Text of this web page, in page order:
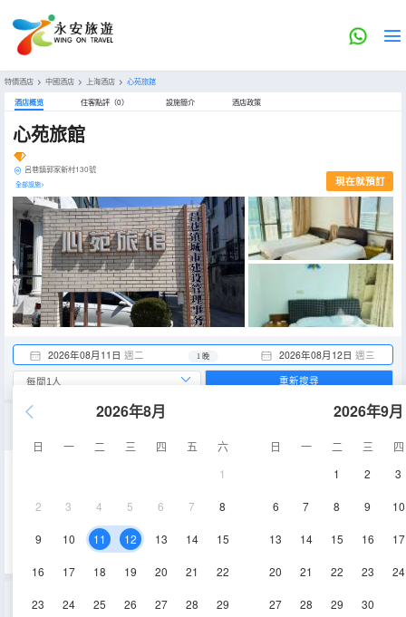
特價酒店 > 中國酒店 > 上海酒店 > 心苑旅館
酒店概览 住客點評（0） 設施簡介 酒店政策
心苑旅館
呂巷鎮郭家新村130號
全部設施> 現在就預訂
2026年08月11日 週二 2026年08月12日 週三
1 晚
2026年8月
日 一 二 三 四 五
六
1
2 3 4 5 6 7 8
9 10 11 12 13 14 15
16 17 18 19 20 21 22
23 24 25 26 27 28 29
2026年9月
日 一 二 三
四
1
2 3
6 7 8 9 10
13 14 15 16 17
20 21 22 23 24
27 28 29 30
重新搜尋
三人間